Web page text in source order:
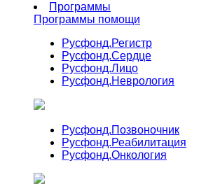
Программы
Программы помощи
Русфонд.Регистр
Русфонд.Сердце
Русфонд.Лицо
Русфонд.Неврология
Русфонд.Позвоночник
Русфонд.Реабилитация
Русфонд.Онкология